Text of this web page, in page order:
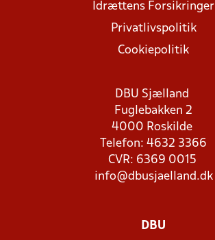
Idrættens Forsikringer
Privatlivspolitik
Cookiepolitik
DBU Sjælland
Fuglebakken 2
4000 Roskilde
Telefon: 4632 3366
CVR: 6369 0015
info@dbusjaelland.dk
DBU